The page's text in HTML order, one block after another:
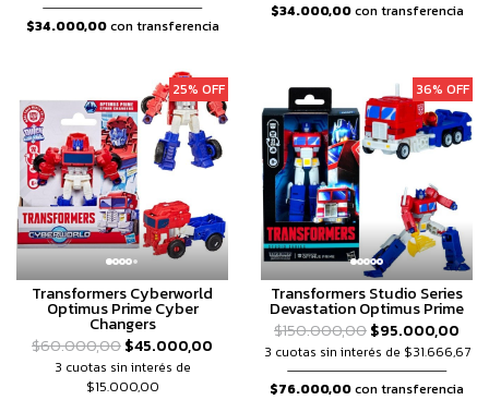
$34.000,00con transferencia
$34.000,00con transferencia
25% OFF
Transformers Cyberworld
Optimus Prime Cyber
Changers
$60.000,00$45.000,00
3 cuotas sin interés de
$15.000,00
36% OFF
Transformers Studio Series
Devastation Optimus Prime
$150.000,00$95.000,00
3 cuotas sin interés de $31.666,67
$76.000,00con transferencia